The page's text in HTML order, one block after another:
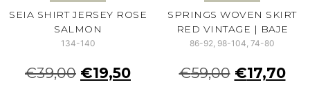
SEIA SHIRT JERSEY ROSE
SALMON
134-140
€39,00 €19,50
SPRINGS WOVEN SKIRT
RED VINTAGE | BAJE
86-92, 98-104, 74-80
€59,00 €17,70